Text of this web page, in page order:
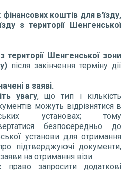
фінансових коштів для в'їзду,
з території Шенгенської
території Шенгенської зони
після закінчення терміну дії
в заяві.
увагу, що тип і кількість
можуть відрізнятися в
установах; тому
безпосередньо до
установи для отримання
підтверджуючі документи,
на отримання візи.
запросити додаткові